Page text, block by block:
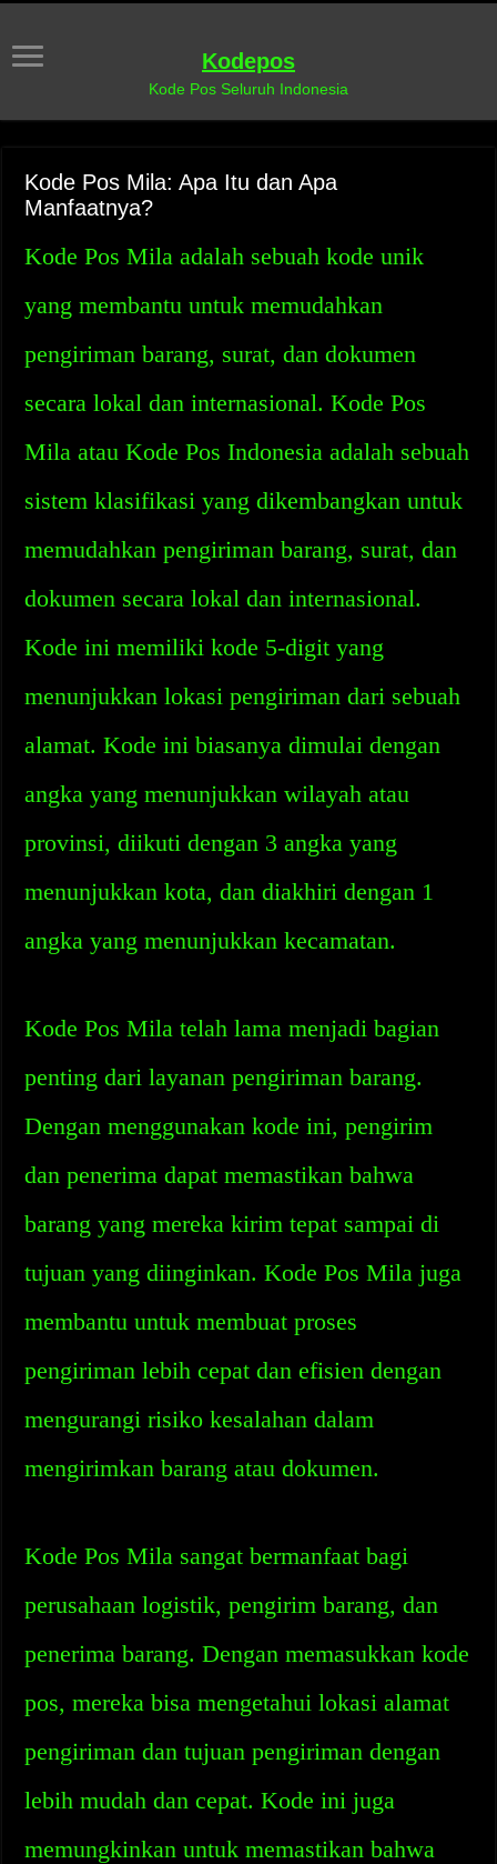
Kodepos
Kode Pos Seluruh Indonesia
Kode Pos Mila: Apa Itu dan Apa
Manfaatnya?
Kode Pos Mila adalah sebuah kode unik
yang membantu untuk memudahkan
pengiriman barang, surat, dan dokumen
secara lokal dan internasional. Kode Pos
Mila atau Kode Pos Indonesia adalah sebuah
sistem klasifikasi yang dikembangkan untuk
memudahkan pengiriman barang, surat, dan
dokumen secara lokal dan internasional.
Kode ini memiliki kode 5-digit yang
menunjukkan lokasi pengiriman dari sebuah
alamat. Kode ini biasanya dimulai dengan
angka yang menunjukkan wilayah atau
provinsi, diikuti dengan 3 angka yang
menunjukkan kota, dan diakhiri dengan 1
angka yang menunjukkan kecamatan.
Kode Pos Mila telah lama menjadi bagian
penting dari layanan pengiriman barang.
Dengan menggunakan kode ini, pengirim
dan penerima dapat memastikan bahwa
barang yang mereka kirim tepat sampai di
tujuan yang diinginkan. Kode Pos Mila juga
membantu untuk membuat proses
pengiriman lebih cepat dan efisien dengan
mengurangi risiko kesalahan dalam
mengirimkan barang atau dokumen.
Kode Pos Mila sangat bermanfaat bagi
perusahaan logistik, pengirim barang, dan
penerima barang. Dengan memasukkan kode
pos, mereka bisa mengetahui lokasi alamat
pengiriman dan tujuan pengiriman dengan
lebih mudah dan cepat. Kode ini juga
memungkinkan untuk memastikan bahwa